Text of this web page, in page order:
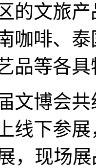
的文旅
咖啡、
品等各
博会共
线下参
，现场